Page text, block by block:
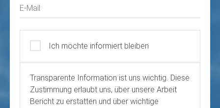
E-Mail
Ich möchte informiert bleiben
Transparente Information ist uns wichtig. Diese
Zustimmung erlaubt uns, über unsere Arbeit
Bericht zu erstatten und über wichtige